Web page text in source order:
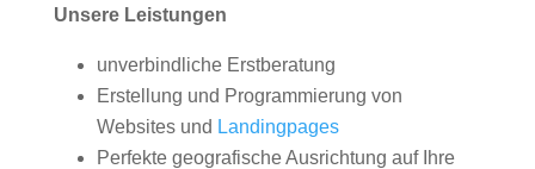
Unsere Leistungen
unverbindliche Erstberatung
Erstellung und Programmierung von
Websites und Landingpages
Perfekte geografische Ausrichtung auf Ihre